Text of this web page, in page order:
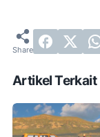
Artikel Terkait